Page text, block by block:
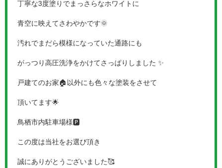
丁寧な3度塗りでまっさらなホワイトに
青空に映えてさわやかです🌞
汚れでまだら模様になっていた通路にも
がっつり高圧洗浄をかけてさっぱりしました ✨
戸建てのお家🏠以外にも色々な塗装をさせて
頂いてます🌟
鳥栖市内駐車場様🅿
この度は当社をお選び頂き
誠にありがとうございました🥰